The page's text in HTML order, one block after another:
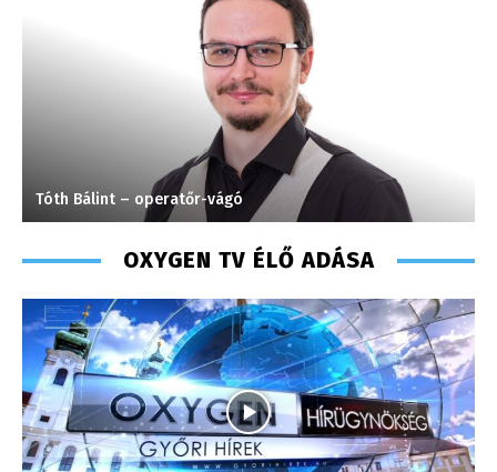
Tóth Bálint – operatőr-vágó
OXYGEN TV ÉLŐ ADÁSA